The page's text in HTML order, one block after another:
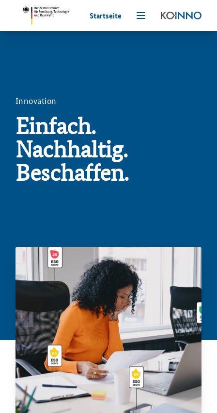
Startseite
Innovation
Einfach.
Nachhaltig.
Beschaffen.